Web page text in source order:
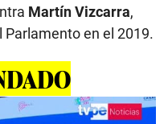
Martín Vizcarra,
en el 2019.